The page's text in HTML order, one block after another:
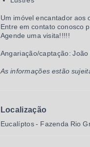
Um imóvel encantador aos
Entre em contato conosco
Agende uma visita!!!!!
Angariação/captação: João
As informações estão
Localização
Eucalíptos - Fazenda Rio